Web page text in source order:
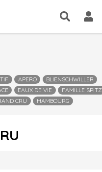
APERO
BLIENSCHWILLER
EAUX DE VIE
FAMILLE SPITZ
CRU HAMBOURG